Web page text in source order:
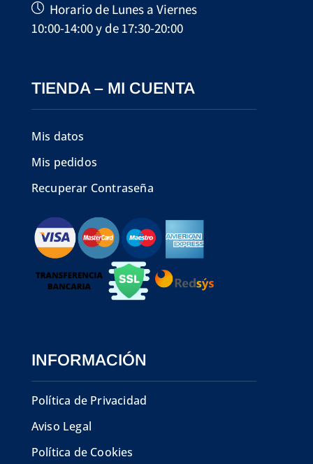
Horario de Lunes a Viernes
10:00-14:00 y de 17:30-20:00
TIENDA – MI CUENTA
Mis datos
Mis pedidos
Recuperar Contraseña
INFORMACIÓN
Política de Privacidad
Aviso Legal
Política de Cookies